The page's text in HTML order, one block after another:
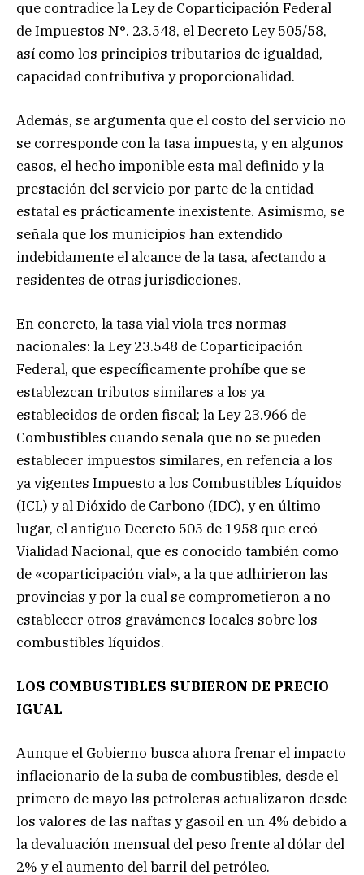
que contradice la Ley de Coparticipación Federal
de Impuestos N°. 23.548, el Decreto Ley 505/58,
así como los principios tributarios de igualdad,
capacidad contributiva y proporcionalidad.
Además, se argumenta que el costo del servicio no
se corresponde con la tasa impuesta, y en algunos
casos, el hecho imponible esta mal definido y la
prestación del servicio por parte de la entidad
estatal es prácticamente inexistente. Asimismo, se
señala que los municipios han extendido
indebidamente el alcance de la tasa, afectando a
residentes de otras jurisdicciones.
En concreto, la tasa vial viola tres normas
nacionales: la Ley 23.548 de Coparticipación
Federal, que específicamente prohíbe que se
establezcan tributos similares a los ya
establecidos de orden fiscal; la Ley 23.966 de
Combustibles cuando señala que no se pueden
establecer impuestos similares, en refencia a los
ya vigentes Impuesto a los Combustibles Líquidos
(ICL) y al Dióxido de Carbono (IDC), y en último
lugar, el antiguo Decreto 505 de 1958 que creó
Vialidad Nacional, que es conocido también como
de «coparticipación vial», a la que adhirieron las
provincias y por la cual se comprometieron a no
establecer otros gravámenes locales sobre los
combustibles líquidos.
LOS COMBUSTIBLES SUBIERON DE PRECIO
IGUAL
Aunque el Gobierno busca ahora frenar el impacto
inflacionario de la suba de combustibles, desde el
primero de mayo las petroleras actualizaron desde
los valores de las naftas y gasoil en un 4% debido a
la devaluación mensual del peso frente al dólar del
2% y el aumento del barril del petróleo.